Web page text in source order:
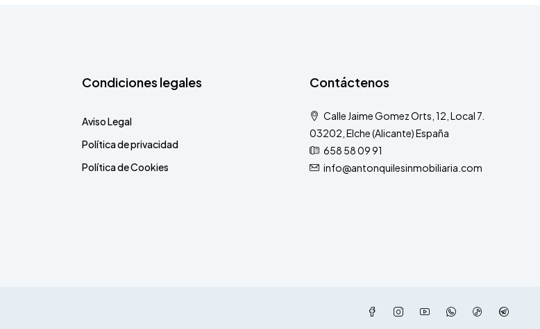
Condiciones legales
Aviso Legal
Política de privacidad
Política de Cookies
Contáctenos
Calle Jaime Gomez Orts, 12, Local 7.
03202, Elche (Alicante) España
658 58 09 91
info@antonquilesinmobiliaria.com